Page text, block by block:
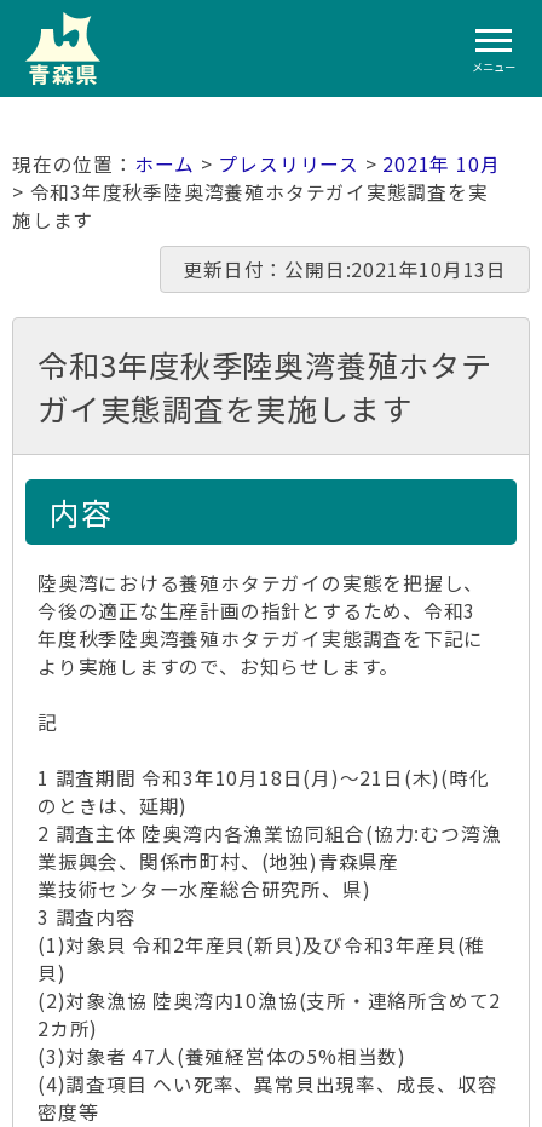
メニュー
ホーム > プレスリリース > 2021年 10月
> 令和3年度秋季陸奥湾養殖ホタテガイ実態調査を実
施します
更新日付：公開日:2021年10月13日
令和3年度秋季陸奥湾養殖ホタテ
ガイ実態調査を実施します
内容
陸奥湾における養殖ホタテガイの実態を把握し、
今後の適正な生産計画の指針とするため、令和3
年度秋季陸奥湾養殖ホタテガイ実態調査を下記に
より実施しますので、お知らせします。
記
1 調査期間 令和3年10月18日(月)～21日(木)(時化
のときは、延期)
2 調査主体 陸奥湾内各漁業協同組合(協力:むつ湾漁
業振興会、関係市町村、(地独)青森県産
業技術センター水産総合研究所、県)
3 調査内容
(1)対象貝 令和2年産貝(新貝)及び令和3年産貝(稚
貝)
(2)対象漁協 陸奥湾内10漁協(支所・連絡所含めて2
2カ所)
(3)対象者 47人(養殖経営体の5%相当数)
(4)調査項目 へい死率、異常貝出現率、成長、収容
密度等